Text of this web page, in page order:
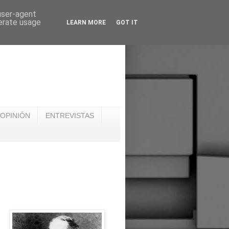
OPINIÓN ENTREVISTAS
agent
usage
LEARN MORE GOT IT